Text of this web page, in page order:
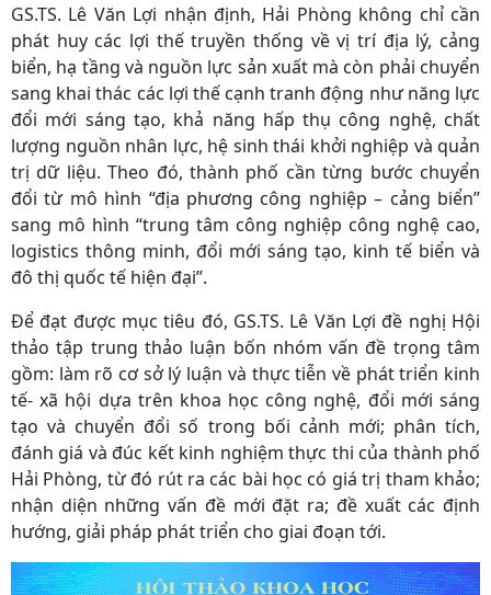
GS.TS. Lê Văn Lợi nhận định, Hải Phòng không chỉ cần
phát huy các lợi thế truyền thống về vị trí địa lý, cảng
biển, hạ tầng và nguồn lực sản xuất mà còn phải chuyển
sang khai thác các lợi thế cạnh tranh động như năng lực
đổi mới sáng tạo, khả năng hấp thụ công nghệ, chất
lượng nguồn nhân lực, hệ sinh thái khởi nghiệp và quản
trị dữ liệu. Theo đó, thành phố cần từng bước chuyển
đổi từ mô hình “địa phương công nghiệp – cảng biển”
sang mô hình “trung tâm công nghiệp công nghệ cao,
logistics thông minh, đổi mới sáng tạo, kinh tế biển và
đô thị quốc tế hiện đại”.
Để đạt được mục tiêu đó, GS.TS. Lê Văn Lợi đề nghị Hội
thảo tập trung thảo luận bốn nhóm vấn đề trọng tâm
gồm: làm rõ cơ sở lý luận và thực tiễn về phát triển kinh
tế- xã hội dựa trên khoa học công nghệ, đổi mới sáng
tạo và chuyển đổi số trong bối cảnh mới; phân tích,
đánh giá và đúc kết kinh nghiệm thực thi của thành phố
Hải Phòng, từ đó rút ra các bài học có giá trị tham khảo;
nhận diện những vấn đề mới đặt ra; đề xuất các định
hướng, giải pháp phát triển cho giai đoạn tới.